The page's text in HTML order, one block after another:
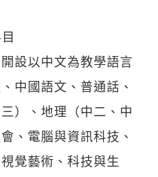
設以中文為教學語言
中國語文、普通話、
）、地理（中二、中
、電腦與資訊科技、
覺藝術、科技與生